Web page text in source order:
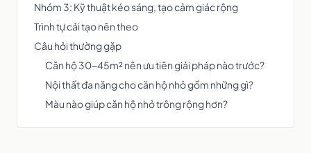
Nhóm 3: Kỹ thuật kéo sáng, tạo cảm giác rộng
Trình tự cải tạo nên theo
Câu hỏi thường gặp
Căn hộ 30-45m² nên ưu tiên giải pháp nào trước?
Nội thất đa năng cho căn hộ nhỏ gồm những gì?
Màu nào giúp căn hộ nhỏ trông rộng hơn?